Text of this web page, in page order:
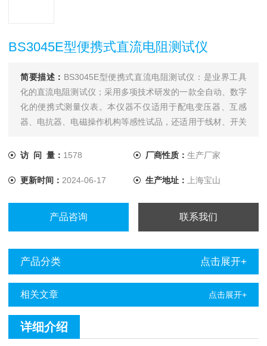
BS3045E型便携式直流电阻测试仪
简要描述： BS3045E型便携式直流电阻测试仪：是业界工具
化的直流电阻测试仪；采用多项技术研发的一款全自动、数字
化的便携式测量仪表。本仪器不仅适用于配电变压器、互感
器、电抗器、电磁操作机构等感性试品，还适用于线材、开关
变压器，由于低压线圈采用铜箔绕制，电阻值极低，对此本仪
访 问 量： 1578 厂商性质： 生产厂家
更新时间： 2024-06-17 生产地址： 上海宝山
产品咨询 联系我们
产品分类 点击展开+
相关文章 点击展开+
详细介绍